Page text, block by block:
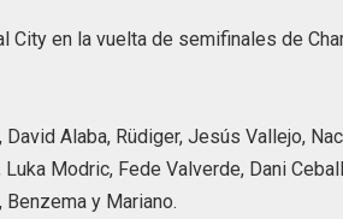
en la vuelta de semifinales de
Alaba, Rüdiger, Jesús Vallejo,
Modric, Fede Valverde, Dani
y Mariano.